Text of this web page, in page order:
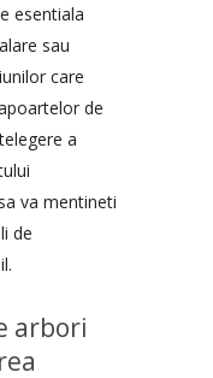
esentiala
sau
care
de
a
va mentineti
de
arbori